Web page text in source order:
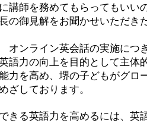
講師を務めてもらってもいい
の御見解をお聞かせいただき
ライン英会話の実施につき
語力の向上を目的として主体
力を高め、堺の子どもがグロ
ざしております。
きる英語力を高めるには、英